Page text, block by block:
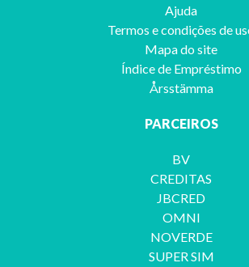
Ajuda
Termos e condições de
Mapa do site
Índice de Empréstimo
Årsstämma
PARCEIROS
BV
CREDITAS
JBCRED
OMNI
NOVERDE
SUPER SIM